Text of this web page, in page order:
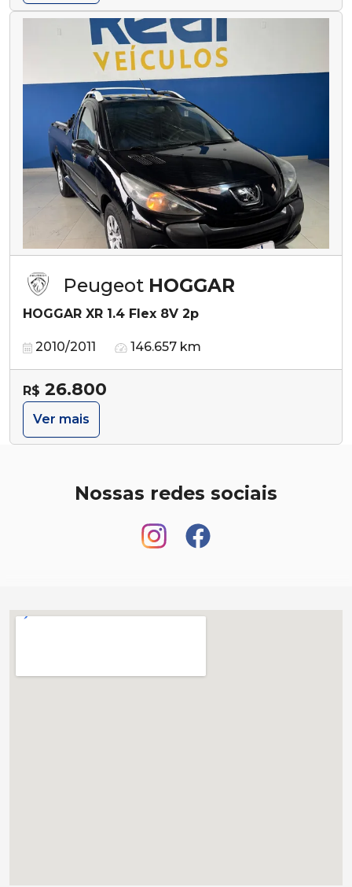
Peugeot HOGGAR
HOGGAR XR 1.4 Flex 8V 2p
2010/2011 146.657 km
R$ 26.800
Ver mais
Nossas redes sociais